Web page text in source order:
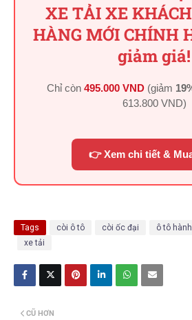
XE TẢI XE
HÀNG MỚI CHÍNH
giảm giá!
Chỉ còn 495.000 VND (giảm
613.800 VND)
👉 Xem chi tiết &
Tags còi ô tô còi ốc đại ô tô
xe tải
CŨ HƠN